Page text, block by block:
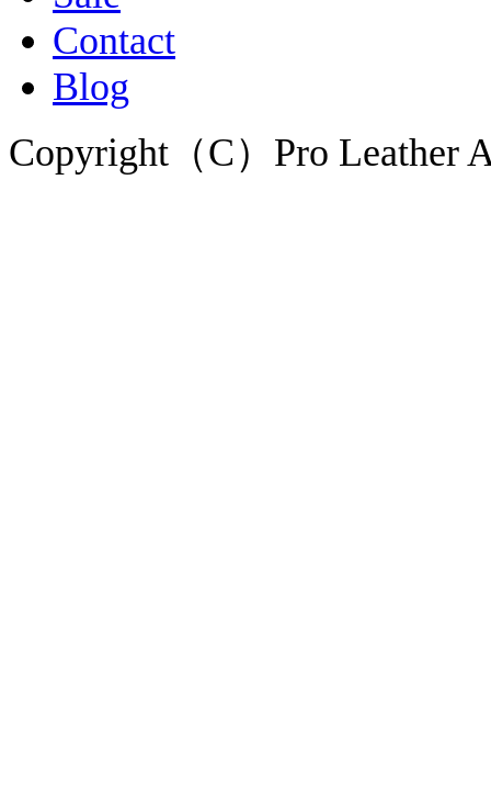
Contact
Blog
Copyright（C）Pro Leather